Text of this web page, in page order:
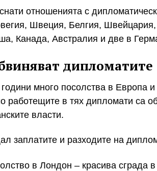
отношенията с
Швеция, Белгия,
Канада, Австралия и две в
дипломатите
много посолства в Европа
работещите в тях дипломати са
власти.
заплатите и разходите на
в Лондон – красива сграда в